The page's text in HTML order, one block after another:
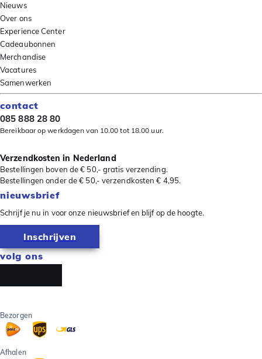
Nieuws
Over ons
Experience Center
Cadeaubonnen
Merchandise
Vacatures
Samenwerken
contact
085 888 28 80
Bereikbaar op werkdagen van 10.00 tot 18.00 uur.
Verzendkosten in Nederland
Bestellingen boven de € 50,- gratis verzending.
Bestellingen onder de € 50,- verzendkosten € 4,95.
nieuwsbrief
Schrijf je nu in voor onze nieuwsbrief en blijf op de hoogte.
Inschrijven
volg ons
Bezorgen
Afhalen